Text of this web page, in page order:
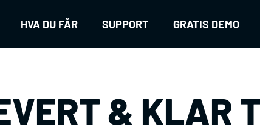
HVA DU FÅR SUPPORT GRATIS DEMO
& KLAR